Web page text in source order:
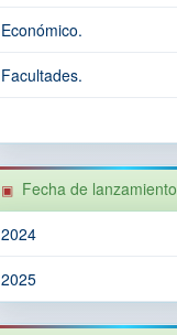
Económico.
Facultades.
Fecha de lanzamiento
2024
2025